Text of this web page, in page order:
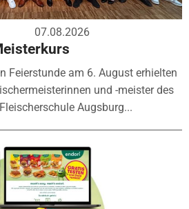
07.08.2026
Feierstunde am 6. August erhielten
und -meister des
Augsburg...